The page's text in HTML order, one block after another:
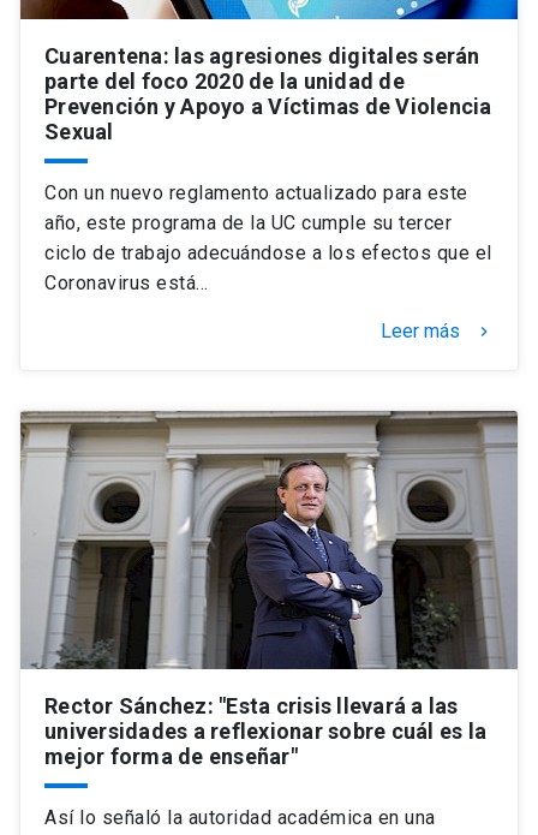
Cuarentena: las agresiones digitales serán
parte del foco 2020 de la unidad de
Prevención y Apoyo a Víctimas de Violencia
Sexual
Con un nuevo reglamento actualizado para este
año, este programa de la UC cumple su tercer
ciclo de trabajo adecuándose a los efectos que el
Coronavirus está…
Leer más keyboard_arrow_right
Rector Sánchez: "Esta crisis llevará a las
universidades a reflexionar sobre cuál es la
mejor forma de enseñar"
Así lo señaló la autoridad académica en una